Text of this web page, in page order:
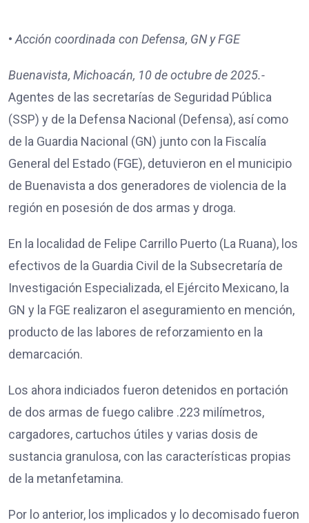
• Acción coordinada con Defensa, GN y FGE
Buenavista, Michoacán, 10 de octubre de 2025.-
Agentes de las secretarías de Seguridad Pública
(SSP) y de la Defensa Nacional (Defensa), así como
de la Guardia Nacional (GN) junto con la Fiscalía
General del Estado (FGE), detuvieron en el municipio
de Buenavista a dos generadores de violencia de la
región en posesión de dos armas y droga.
En la localidad de Felipe Carrillo Puerto (La Ruana), los
efectivos de la Guardia Civil de la Subsecretaría de
Investigación Especializada, el Ejército Mexicano, la
GN y la FGE realizaron el aseguramiento en mención,
producto de las labores de reforzamiento en la
demarcación.
Los ahora indiciados fueron detenidos en portación
de dos armas de fuego calibre .223 milímetros,
cargadores, cartuchos útiles y varias dosis de
sustancia granulosa, con las características propias
de la metanfetamina.
Por lo anterior, los implicados y lo decomisado fueron